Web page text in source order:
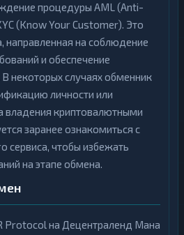
процедуры AML (Anti-
(Know Your Customer). Это
направленная на соблюдение
и обеспечение
некоторых случаях обменник
личности или
владения криптовалютными
заранее ознакомиться с
сервиса, чтобы избежать
на этапе обмена.
Protocol на Децентраленд Мана